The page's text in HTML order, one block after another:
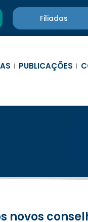
Filiadas
PUBLICAÇÕES